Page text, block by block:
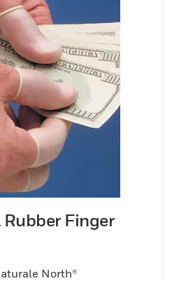
i copridita in
offrono
tattile,
l'uso
sia il compito, i
la
e la
Finger
North®